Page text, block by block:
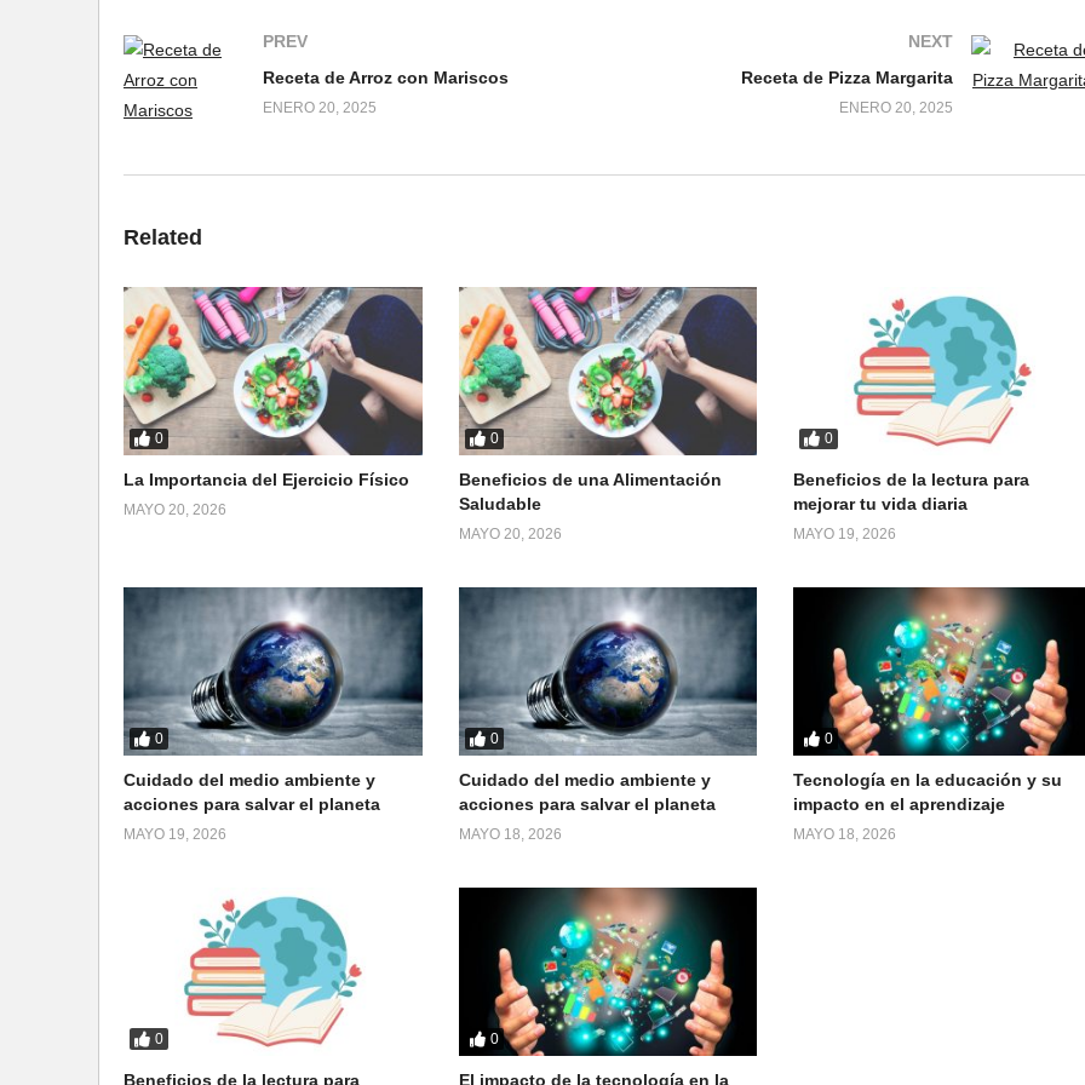
PREV
Receta de Arroz con Mariscos
ENERO 20, 2025
NEXT
Receta de Pizza Margarita
ENERO 20, 2025
Related
0
La Importancia del Ejercicio Físico
MAYO 20, 2026
0
Beneficios de una Alimentación
Saludable
MAYO 20, 2026
0
Beneficios de la lectura para
mejorar tu vida diaria
MAYO 19, 2026
0
Cuidado del medio ambiente y
acciones para salvar el planeta
MAYO 19, 2026
0
Cuidado del medio ambiente y
acciones para salvar el planeta
MAYO 18, 2026
0
Tecnología en la educación y su
impacto en el aprendizaje
MAYO 18, 2026
0
Beneficios de la lectura para
0
El impacto de la tecnología en la